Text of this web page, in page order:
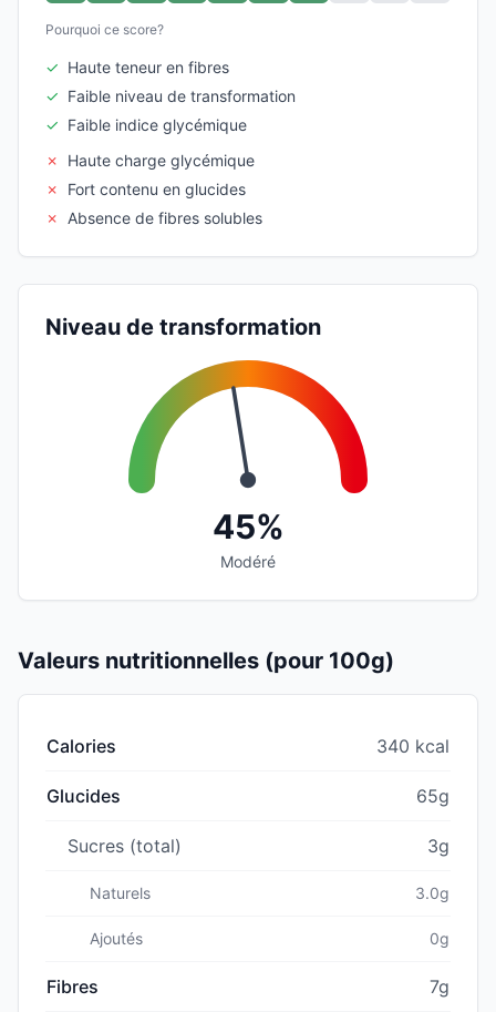
Pourquoi ce score?
✓ Haute teneur en fibres
✓ Faible niveau de transformation
✓ Faible indice glycémique
✗
Haute charge glycémique
✗
Fort contenu en glucides
✗
Absence de fibres solubles
Niveau de transformation
45%
Modéré
Valeurs nutritionnelles (pour 100g)
Calories 340 kcal
Glucides 65g
Sucres (total) 3g
Naturels 3.0g
Ajoutés 0g
Fibres 7g